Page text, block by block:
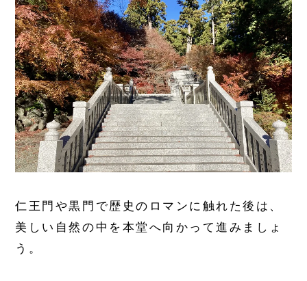
仁王門や黒門で歴史のロマンに触れた後は、
美しい自然の中を本堂へ向かって進みましょ
う。